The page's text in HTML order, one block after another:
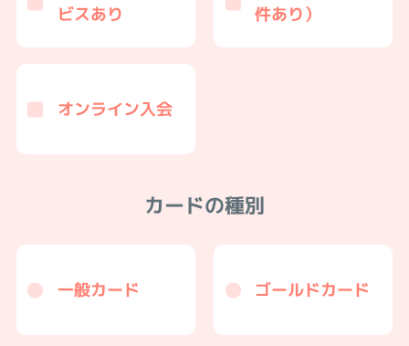
ビスあり
件あり）
オンライン入会
カードの種別
一般カード ゴールドカード